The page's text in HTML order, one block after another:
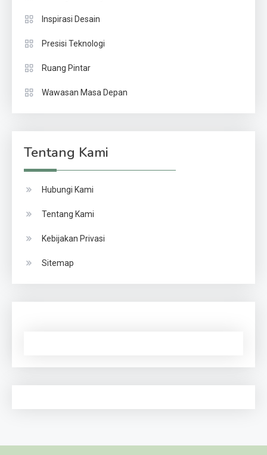
Inspirasi Desain
Presisi Teknologi
Ruang Pintar
Wawasan Masa Depan
Tentang Kami
Hubungi Kami
Tentang Kami
Kebijakan Privasi
Sitemap